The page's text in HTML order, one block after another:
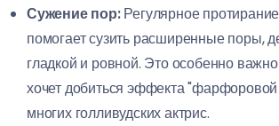
Сужение пор:Регулярное
помогает сузить расширенные поры,
гладкой и ровной. Это особенно важно
хочет добиться эффекта "фарфоровой
многих голливудских актрис.